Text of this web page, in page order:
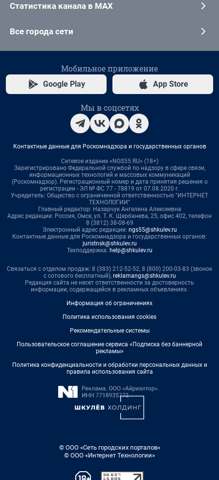
Статистика канала в MAX
Все города сети
Мобильное приложение
Google Play App Store
Мы в соцсетях
Контактные данные для Роскомнадзора и государственных органов
Сетевое издание «NGS55.RU» (18+)
Зарегистрировано Федеральной службой по надзору в сфере связи,
информационных технологий и массовых коммуникаций
(Роскомнадзор). Регистрационный номер и дата принятия решения о
регистрации - ЭЛ № ФС 77 - 78819 от 07.08.2020 г.
Учредитель: Общество с ограниченной ответственностью "ИНТЕРНЕТ
ТЕХНОЛОГИИ"
Главный редактор: Назарчук Ангелина Алексеевна
Адрес редакции: Россия, Омск, ул. Т. К. Щербанева, 25, офис 402, телефон
8 (3812) 38-08-69
Электронный адрес редакции: ngs55@shkulev.ru
Контактные данные для Роскомнадзора и государственных органов:
juristnsk@shkulev.ru
Техподдержка: help@shkulev.ru
Связаться с отделом продаж: 8 (383) 212-52-52, 8 (800) 200-03-83 (звонок
с сотового бесплатный), reklamangs@shkulev.ru
Редакция сайта не несет ответственности за достоверность
информации, содержащейся в рекламных объявлениях.
Информация об ограничениях
Политика использования cookies
Рекомендательные системы
Пользовательское соглашение сервиса «Подписка без баннерной
рекламы»
Политика конфиденциальности и обработки персональных данных и
правила использования сайта
© ООО «Сеть городских порталов»
© ООО «Интернет Технологии»